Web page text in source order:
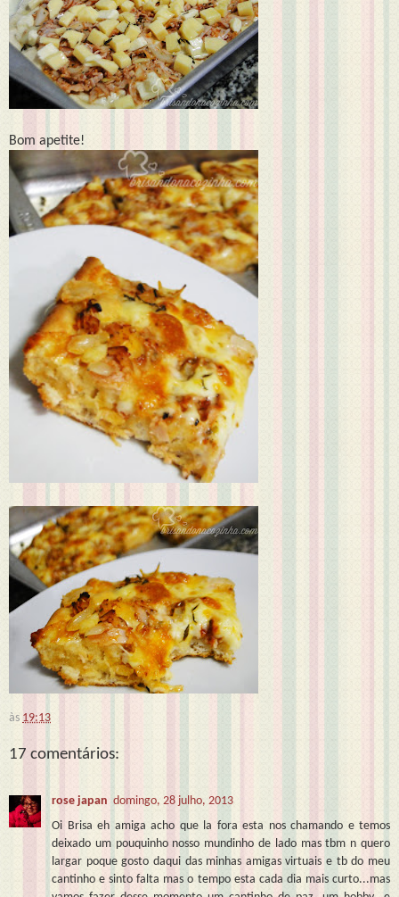
Bom apetite!
às 19:13
17 comentários:
rose japan domingo, 28 julho, 2013
Oi Brisa eh amiga acho que la fora esta nos chamando e temos
deixado um pouquinho nosso mundinho de lado mas tbm n quero
largar poque gosto daqui das minhas amigas virtuais e tb do meu
cantinho e sinto falta mas o tempo esta cada dia mais curto...mas